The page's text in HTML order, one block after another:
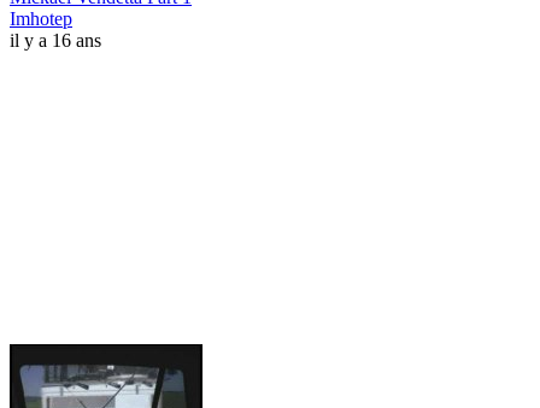
Imhotep
il y a 16 ans